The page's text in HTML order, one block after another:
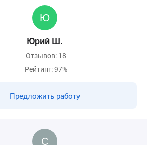
Юрий Ш.
Отзывов: 18
Рейтинг: 97%
Предложить работу